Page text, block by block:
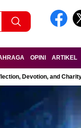
OPINI ARTIKEL
Devotion, and